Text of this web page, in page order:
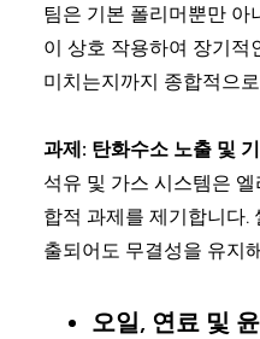
팀은 기본 폴리머뿐만 아
이 상호 작용하여 장기적
미치는지까지 종합적으
과제: 탄화수소 노출 및
석유 및 가스 시스템은
합적 과제를 제기합니다.
출되어도 무결성을 유지
오일, 연료 및